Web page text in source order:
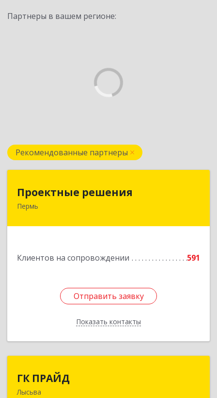
Партнеры в вашем регионе:
Рекомендованные партнеры
Проектные решения
Пермь
Клиентов на сопровождении 591
Отправить заявку
Показать контакты
614087, Пермский край, Пермь г, Малкова ул,
Отправить заявку
Назад
ГК ПРАЙД
Лысьва618909, Пермский край, Лысьва г, Репина ул,